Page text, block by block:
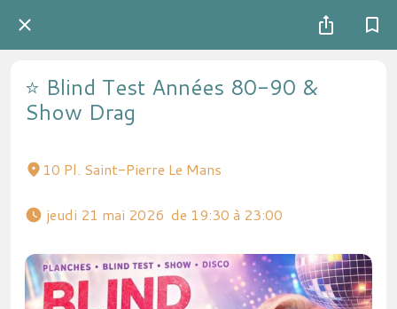
⭐️ Blind Test Années 80-90 &
Show Drag
10 Pl. Saint-Pierre Le Mans
jeudi 21 mai 2026  de 19:30 à 23:00